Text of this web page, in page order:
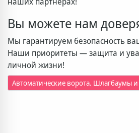
Вы можете нам
Мы гарантируем безопасность
Наши приоритеты — защита и
личной жизни!
Автоматические ворота. Шлагбаумы и